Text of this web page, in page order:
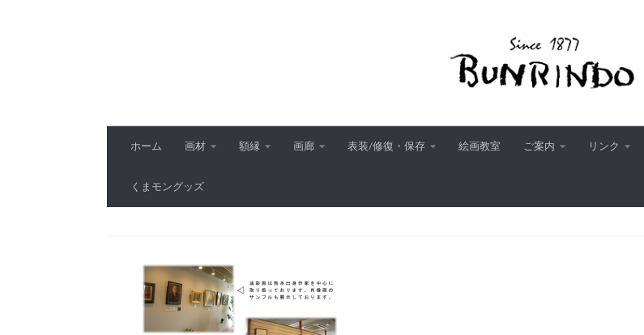
ホーム 画材 額縁 画廊 表装/修復・保存 絵画教室 ご案内 リンク
くまモングッズ